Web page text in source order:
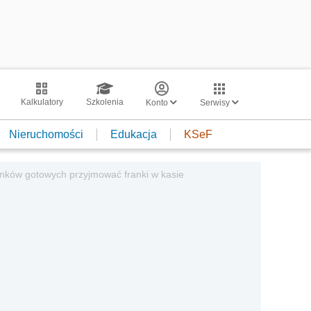
Kalkulatory Szkolenia Konto Serwisy
Nieruchomości Edukacja KSeF
gotowych przyjmować franki w kasie